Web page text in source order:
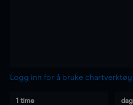
Logg inn for å bruke chartverktøy
1 time dag